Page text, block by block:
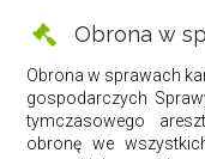
Obrona w
Obrona w sprawach
gospodarczych
tymczasowego
obronę we